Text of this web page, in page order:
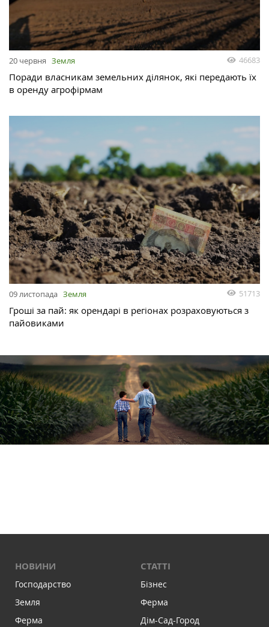
20 червня Земля 46683
Поради власникам земельних ділянок, які передають їх
в оренду агрофірмам
09 листопада Земля 51713
Гроші за пай: як орендарі в регіонах розраховуються з
пайовиками
НОВИНИ
Господарство
Земля
Ферма
СТАТТІ
Бізнес
Ферма
Дім-Сад-Город